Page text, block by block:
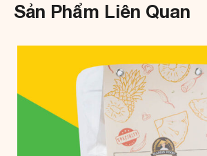
Sản Phẩm Liên Quan